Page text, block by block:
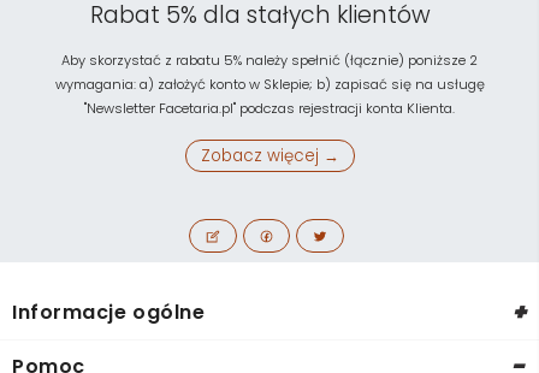
Rabat 5% dla stałych klientów
Aby skorzystać z rabatu 5% należy spełnić (łącznie) poniższe 2
wymagania: a) założyć konto w Sklepie; b) zapisać się na usługę
"Newsletter Facetaria.pl" podczas rejestracji konta Klienta.
Zobacz więcej →
Informacje ogólne +
Pomoc -